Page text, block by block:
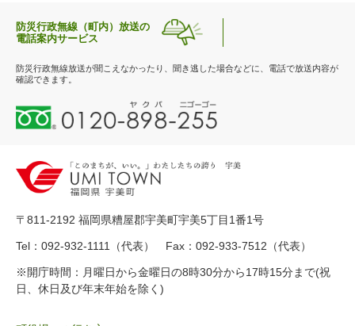
防災行政無線（町内）放送の
電話案内サービス
防災行政無線放送が聞こえなかったり、聞き逃した場合などに、電話で放送内容が
確認できます。
0
1
-
8
-
5
5
〒811-2192 福岡県糟屋郡宇美町宇美5丁目1番1号
Tel：092-932-1111（代表） Fax：092-933-7512（代表）
※開庁時間：月曜日から金曜日の8時30分から17時15分まで(祝
日、休日及び年末年始を除く)